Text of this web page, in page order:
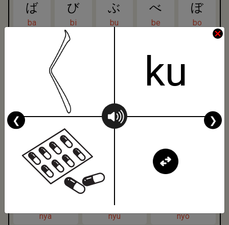
ば
ba
び
bi
ぶ
bu
べ
be
ぼ
bo
ぴ
きゃ きょ
sha
しゅ
ちゃ
cha
ちょ
nya nyu nyo
ku
❮ ❯